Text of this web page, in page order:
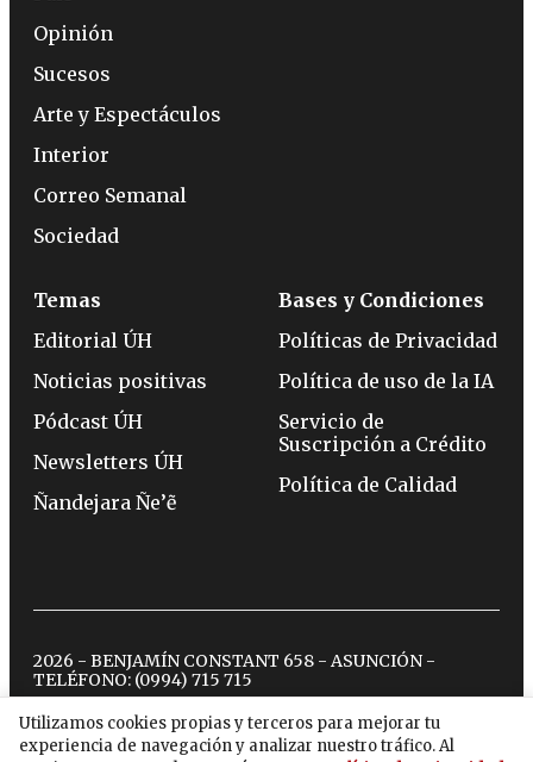
Utilizamos cookies propias y terceros para mejorar tu
experiencia de navegación y analizar nuestro tráfico. Al
Opinión
Sucesos
Arte y Espectáculos
Interior
Correo Semanal
Sociedad
Temas
Editorial ÚH
Noticias positivas
Pódcast ÚH
Newsletters ÚH
Ñandejara Ñe’ẽ
Bases y Condiciones
Políticas de Privacidad
Política de uso de la IA
Servicio de
Suscripción a Crédito
Política de Calidad
2026 - BENJAMÍN CONSTANT 658 - ASUNCIÓN -
TELÉFONO: (0994) 715 715